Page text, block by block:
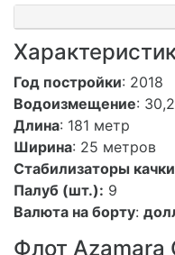
Год постройки: 2018
Водоизмещение:
Длина: 181 метр
Ширина: 25 метров
Стабилизаторы качки
Палуб (шт.): 9
Валюта на борту:
Флот Azamara